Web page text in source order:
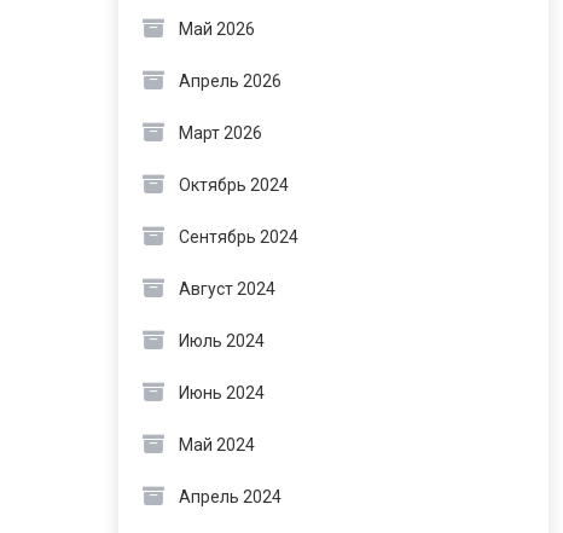
Май 2026
Апрель 2026
Март 2026
Октябрь 2024
Сентябрь 2024
Август 2024
Июль 2024
Июнь 2024
Май 2024
Апрель 2024